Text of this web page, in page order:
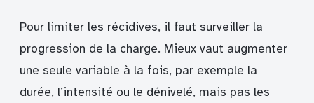
Pour limiter les récidives, il faut surveiller la
progression de la charge. Mieux vaut augmenter
une seule variable à la fois, par exemple la
durée, l’intensité ou le dénivelé, mais pas les